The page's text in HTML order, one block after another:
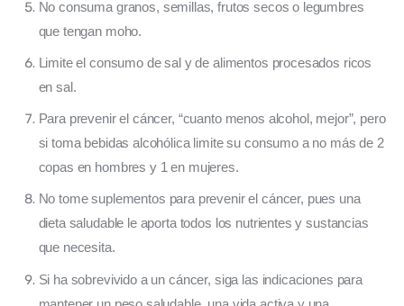
No consuma granos, semillas, frutos secos o legumbres
que tengan moho.
Limite el consumo de sal y de alimentos procesados ricos
en sal.
Para prevenir el cáncer, “cuanto menos alcohol, mejor”, pero
si toma bebidas alcohólica limite su consumo a no más de 2
copas en hombres y 1 en mujeres.
No tome suplementos para prevenir el cáncer, pues una
dieta saludable le aporta todos los nutrientes y sustancias
que necesita.
Si ha sobrevivido a un cáncer, siga las indicaciones para